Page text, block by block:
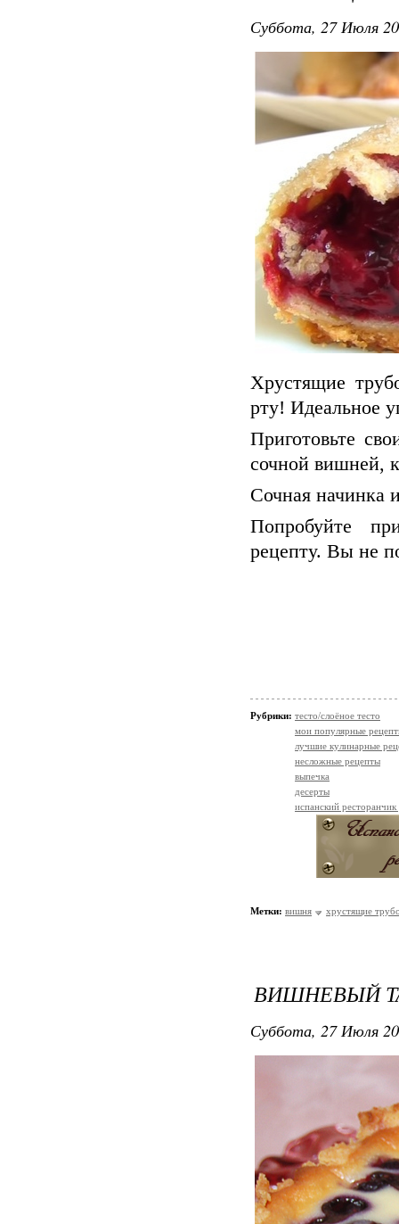
Суббота, 27 Июля
Хрустящие
рту! Идеальное
Приготовьте
сочной вишней,
Сочная начинка
Попробуйте
рецепту. Вы не
Рубрики: тесто/слоёное тесто
мои популярные
лучшие кулинарные
несложные рецепты
выпечка
десерты
испанский
Метки: вишня хрустящие
ВИШНЕВЫЙ
Суббота, 27 Июля